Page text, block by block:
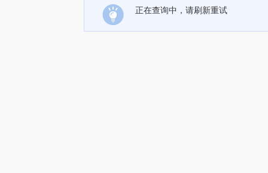
正在查询中，请刷新重试